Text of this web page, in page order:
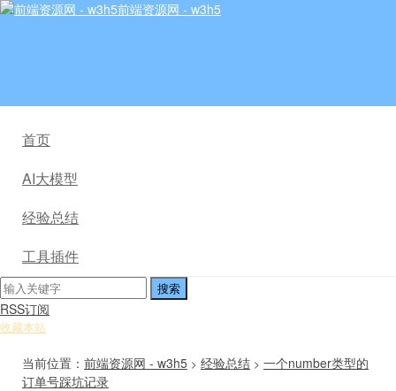
前端资源网 - w3h5
首页
AI大模型
经验总结
工具插件
RSS订阅
收藏本站
当前位置： 前端资源网 - w3h5 > 经验总结 > 一个number类型的
订单号踩坑记录